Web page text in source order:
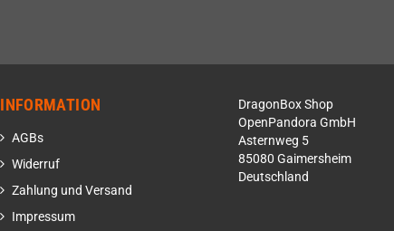
INFORMATION
AGBs
Widerruf
Zahlung und Versand
Impressum
DragonBox Shop
OpenPandora GmbH
Asternweg 5
85080 Gaimersheim
Deutschland